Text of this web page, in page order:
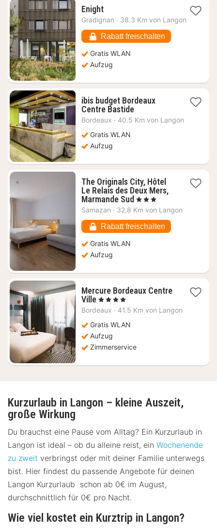
Enight1
Nacht
45,28
€
Gradignan · 38.3 Km von Langon
Rabatt freischalten
Gratis WLAN
Aufzug
ibis budget Bordeaux
Centre Bastide1
Nacht
Bordeaux · 40.5 Km von Langon
Gratis WLAN
Aufzug
The Originals City, Hôtel
Le Relais des Deux Mers,
Marmande Sud 1
Nacht
60,52
€
, 3 Sterne
Samazan · 32.8 Km von Langon
Rabatt freischalten
Gratis WLAN
Aufzug
Mercure Bordeaux Centre
Ville1
Nacht
83,64
€
, 4 Sterne
Bordeaux · 41.5 Km von Langon
Gratis WLAN
Aufzug
Zimmerservice
Kurzurlaub in Langon – kleine Auszeit,
große Wirkung
Du brauchst eine Pause vom Alltag? Ein Kurzurlaub in
Langon ist ideal – ob du alleine reist, ein Wochenende
zu zweit verbringst oder mit deiner Familie unterwegs
bist. Hier findest du passende Angebote für deinen
Langon Kurzurlaub schon ab 0€ im August,
durchschnittlich für 0€ pro Nacht.
Wie viel kostet ein Kurztrip in Langon?